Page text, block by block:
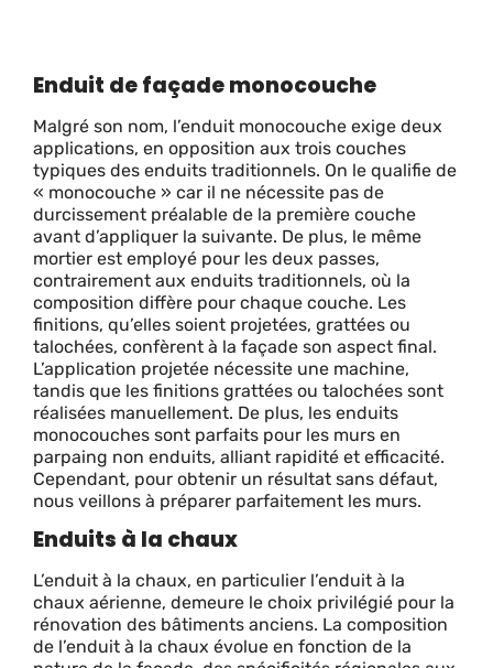
Enduit de façade monocouche
Malgré son nom, l’enduit monocouche exige deux
applications, en opposition aux trois couches
typiques des enduits traditionnels. On le qualifie de
« monocouche » car il ne nécessite pas de
durcissement préalable de la première couche
avant d’appliquer la suivante. De plus, le même
mortier est employé pour les deux passes,
contrairement aux enduits traditionnels, où la
composition diffère pour chaque couche. Les
finitions, qu’elles soient projetées, grattées ou
talochées, confèrent à la façade son aspect final.
L’application projetée nécessite une machine,
tandis que les finitions grattées ou talochées sont
réalisées manuellement. De plus, les enduits
monocouches sont parfaits pour les murs en
parpaing non enduits, alliant rapidité et efficacité.
Cependant, pour obtenir un résultat sans défaut,
nous veillons à préparer parfaitement les murs.
Enduits à la chaux
L’enduit à la chaux, en particulier l’enduit à la
chaux aérienne, demeure le choix privilégié pour la
rénovation des bâtiments anciens. La composition
de l’enduit à la chaux évolue en fonction de la